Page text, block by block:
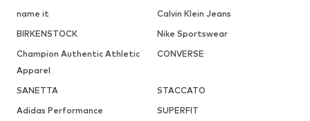
name it
Calvin Klein Jeans
BIRKENSTOCK
Nike Sportswear
Champion Authentic Athletic
Apparel
CONVERSE
SANETTA
STACCATO
Adidas Performance
SUPERFIT